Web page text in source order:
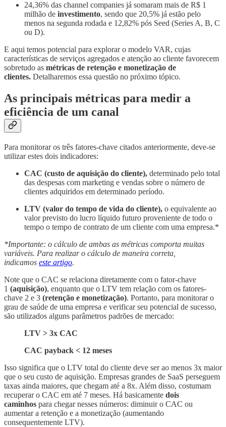
24,36% das channel companies já somaram mais de R$ 1
milhão de investimento, sendo que 20,5% já estão pelo
menos na segunda rodada e 12,82% pós Seed (Series A, B, C
ou D).
E aqui temos potencial para explorar o modelo VAR, cujas
características de serviços agregados e atenção ao cliente favorecem
sobretudo as métricas de retenção e monetização de
clientes. Detalharemos essa questão no próximo tópico.
As principais métricas para medir a
eficiência de um canal
Para monitorar os três fatores-chave citados anteriormente, deve-se
utilizar estes dois indicadores:
CAC (custo de aquisição do cliente), determinado pelo total
das despesas com marketing e vendas sobre o número de
clientes adquiridos em determinado período.
LTV (valor do tempo de vida do cliente), o equivalente ao
valor previsto do lucro líquido futuro proveniente de todo o
tempo o tempo de contrato de um cliente com uma empresa.*
*Importante: o cálculo de ambas as métricas comporta muitas
variáveis. Para realizar o cálculo de maneira correta,
indicamos este artigo.
Note que o CAC se relaciona diretamente com o fator-chave
1 (aquisição), enquanto que o LTV tem relação com os fatores-
chave 2 e 3 (retenção e monetização). Portanto, para monitorar o
grau de saúde de uma empresa e verificar seu potencial de sucesso,
são utilizados alguns parâmetros padrões de mercado:
LTV > 3x CAC
CAC payback < 12 meses
Isso significa que o LTV total do cliente deve ser ao menos 3x maior
que o seu custo de aquisição. Empresas grandes de SaaS perseguem
taxas ainda maiores, que chegam até a 8x. Além disso, costumam
recuperar o CAC em até 7 meses. Há basicamente dois
caminhos para chegar nesses números: diminuir o CAC ou
aumentar a retenção e a monetização (aumentando
consequentemente LTV).